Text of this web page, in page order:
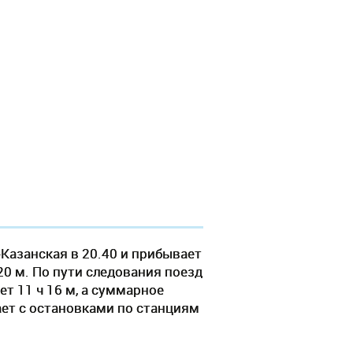
в 20.40 и прибывает
м. По пути следования поезд
11 ч 16 м, а суммарное
c остановками по станциям